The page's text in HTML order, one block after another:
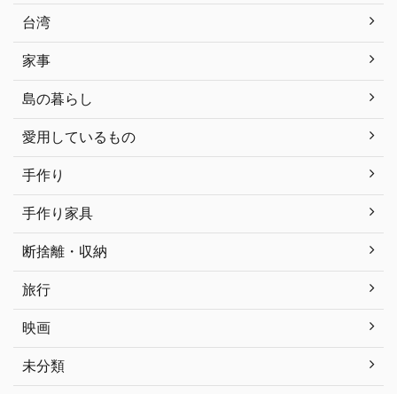
台湾
家事
島の暮らし
愛用しているもの
手作り
手作り家具
断捨離・収納
旅行
映画
未分類